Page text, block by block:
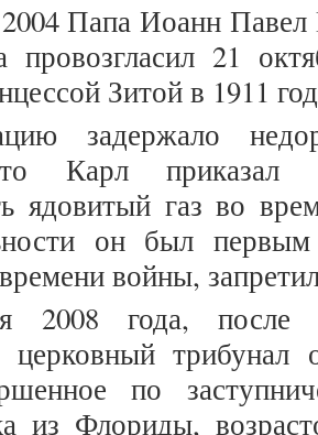
Папа Иоанн
21
Зитой в 1911
задержало
Карл приказал
ядовитый газ во
он был
войны,
2008 года, после
церковный трибунал
по
из Флориды,